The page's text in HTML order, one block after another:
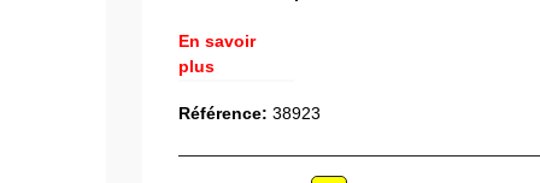
En savoir
plus
Référence: 38923